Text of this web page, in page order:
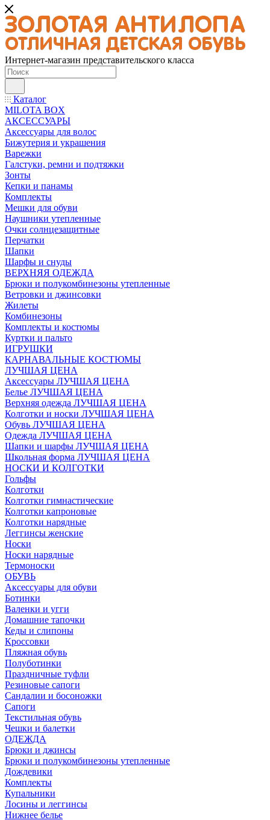
Интернет-магазин представительского класса
Каталог
MILOTA BOX
АКСЕССУАРЫ
Аксессуары для волос
Бижутерия и украшения
Варежки
Галстуки, ремни и подтяжки
Зонты
Кепки и панамы
Комплекты
Мешки для обуви
Наушники утепленные
Очки солнцезащитные
Перчатки
Шапки
Шарфы и снуды
ВЕРХНЯЯ ОДЕЖДА
Брюки и полукомбинезоны утепленные
Ветровки и джинсовки
Жилеты
Комбинезоны
Комплекты и костюмы
Куртки и пальто
ИГРУШКИ
КАРНАВАЛЬНЫЕ КОСТЮМЫ
ЛУЧШАЯ ЦЕНА
Аксессуары ЛУЧШАЯ ЦЕНА
Белье ЛУЧШАЯ ЦЕНА
Верхняя одежда ЛУЧШАЯ ЦЕНА
Колготки и носки ЛУЧШАЯ ЦЕНА
Обувь ЛУЧШАЯ ЦЕНА
Одежда ЛУЧШАЯ ЦЕНА
Шапки и шарфы ЛУЧШАЯ ЦЕНА
Школьная форма ЛУЧШАЯ ЦЕНА
НОСКИ И КОЛГОТКИ
Гольфы
Колготки
Колготки гимнастические
Колготки капроновые
Колготки нарядные
Леггинсы женские
Носки
Носки нарядные
Термоноски
ОБУВЬ
Аксессуары для обуви
Ботинки
Валенки и угги
Домашние тапочки
Кеды и слипоны
Кроссовки
Пляжная обувь
Полуботинки
Праздничные туфли
Резиновые сапоги
Сандалии и босоножки
Сапоги
Текстильная обувь
Чешки и балетки
ОДЕЖДА
Брюки и джинсы
Брюки и полукомбинезоны утепленные
Дождевики
Комплекты
Купальники
Лосины и леггинсы
Нижнее белье